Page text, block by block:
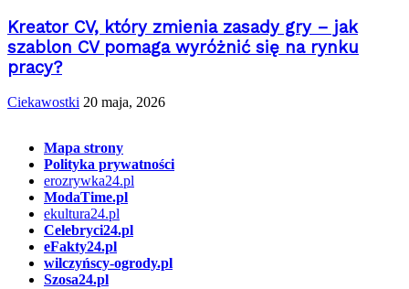
Kreator CV, który zmienia zasady gry – jak
szablon CV pomaga wyróżnić się na rynku
pracy?
Ciekawostki 20 maja, 2026
Mapa strony
Polityka prywatności
erozrywka24.pl
ModaTime.pl
ekultura24.pl
Celebryci24.pl
eFakty24.pl
wilczyńscy-ogrody.pl
Szosa24.pl